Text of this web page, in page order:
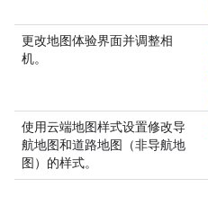
更改地图体验界面并调整相
机。
使用云端地图样式设置修改导
航地图和道路地图（非导航地
图）的样式。